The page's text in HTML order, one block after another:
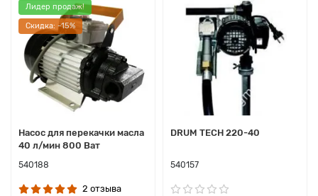
Лидер продаж!
Cкидка: -15%
Насос для перекачки масла
40 л/мин 800 Ват
540188
2 отзыва
DRUM TECH 220-40
540157